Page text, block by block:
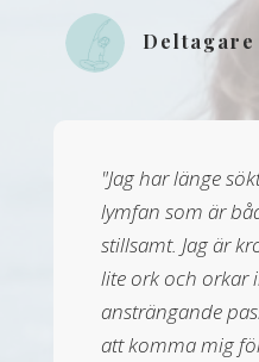
Deltagare
"Jag har länge
lymfan som är
stillsamt. Jag är
lite ork och orkar
ansträngande
att komma mig